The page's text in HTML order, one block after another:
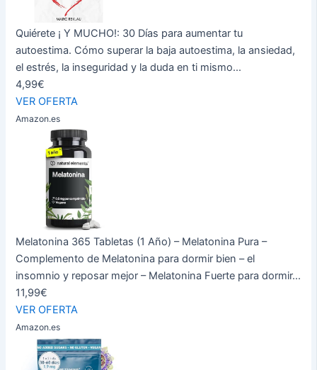
Quiérete ¡ Y MUCHO!: 30 Días para aumentar tu
autoestima. Cómo superar la baja autoestima, la ansiedad,
el estrés, la inseguridad y la duda en ti mismo...
4,99€
VER OFERTA
Amazon.es
Melatonina 365 Tabletas (1 Año) – Melatonina Pura –
Complemento de Melatonina para dormir bien – el
insomnio y reposar mejor – Melatonina Fuerte para dormir...
11,99€
VER OFERTA
Amazon.es